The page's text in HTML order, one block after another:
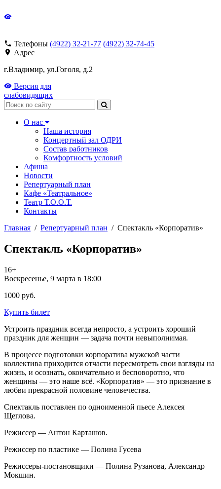
Телефоны (4922) 32-21-77 (4922) 32-74-45
Адрес
г.Владимир, ул.Гоголя, д.2
Версия для
слабовидящих
Поиск
О нас
Наша история
Концертный зал ОДРИ
Состав работников
Комфортность условий
Афиша
Новости
Репертуарный план
Кафе «Театральное»
Театр Т.О.О.Т.
Контакты
Главная / Репертуарный план / Спектакль «Корпоратив»
Спектакль «Корпоратив»
16+
Воскресенье, 9 марта в 18:00
1000 руб.
Купить билет
Устроить праздник всегда непросто, а устроить хороший
праздник для женщин — задача почти невыполнимая.
В процессе подготовки корпоратива мужской части
коллектива приходится отчасти пересмотреть свои взгляды на
жизнь, и осознать, окончательно и бесповоротно, что
женщины — это наше всё. «Корпоратив» — это признание в
любви прекрасной половине человечества.
Спектакль поставлен по одноименной пьесе Алексея
Щеглова.
Режиссер — Антон Карташов.
Режиссер по пластике — Полина Гусева
Режиссеры-постановщики — Полина Рузанова, Александр
Мокшин.